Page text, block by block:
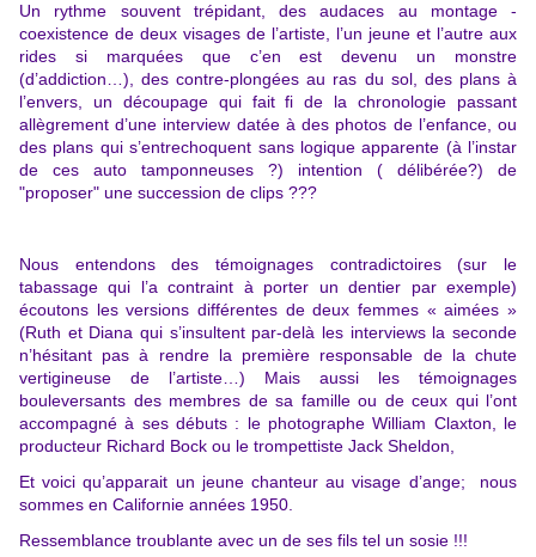
Un rythme souvent trépidant, des audaces au montage -
coexistence de deux visages de l’artiste, l’un jeune et l’autre aux
rides si marquées que c’en est devenu un monstre
(d’addiction…), des contre-plongées au ras du sol, des plans à
l’envers, un découpage qui fait fi de la chronologie passant
allègrement d’une interview datée à des photos de l’enfance, ou
des plans qui s’entrechoquent sans logique apparente (à l’instar
de ces auto tamponneuses ?) intention ( délibérée?) de
"proposer" une succession de clips ???
Nous entendons des témoignages contradictoires (sur le
tabassage qui l’a contraint à porter un dentier par exemple)
écoutons les versions différentes de deux femmes « aimées »
(Ruth et Diana qui s’insultent par-delà les interviews la seconde
n’hésitant pas à rendre la première responsable de la chute
vertigineuse de l’artiste…) Mais aussi les témoignages
bouleversants des membres de sa famille ou de ceux qui l’ont
accompagné à ses débuts : le photographe William Claxton, le
producteur Richard Bock ou le trompettiste Jack Sheldon,
Et voici qu’apparait un jeune chanteur au visage d’ange; nous
sommes en Californie années 1950.
Ressemblance troublante avec un de ses fils tel un sosie !!!